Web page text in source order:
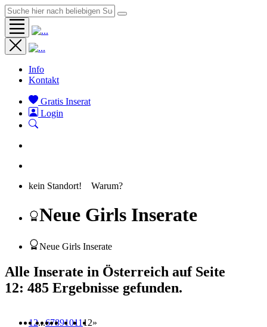
Info
Kontakt
Gratis Inserat
Login
kein Standort! Warum?
Neue Girls Inserate
Neue Girls Inserate
Alle Inserate in Österreich auf Seite
12: 485 Ergebnisse gefunden.
1 2...6789101112»